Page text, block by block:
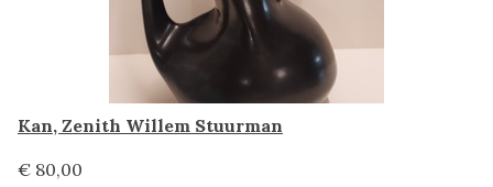
Kan, Zenith Willem Stuurman
€ 80,00